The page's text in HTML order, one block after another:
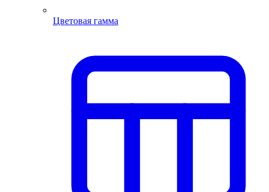
Цветовая гамма